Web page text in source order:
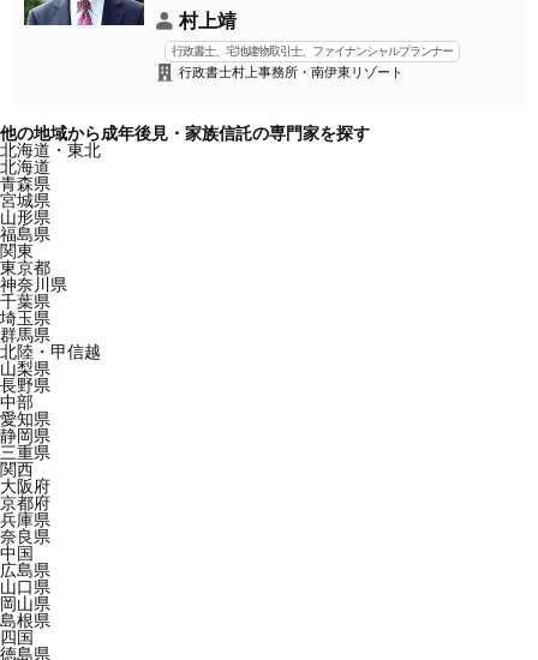
村上靖
行政書士、宅地建物取引士、ファイナンシャルプランナー
行政書士村上事務所・南伊東リゾート
他の地域から成年後見・家族信託の専門家を探す
北海道・東北
北海道
青森県
宮城県
山形県
福島県
関東
東京都
神奈川県
千葉県
埼玉県
群馬県
北陸・甲信越
山梨県
長野県
中部
愛知県
静岡県
三重県
関西
大阪府
京都府
兵庫県
奈良県
中国
広島県
山口県
岡山県
島根県
四国
徳島県